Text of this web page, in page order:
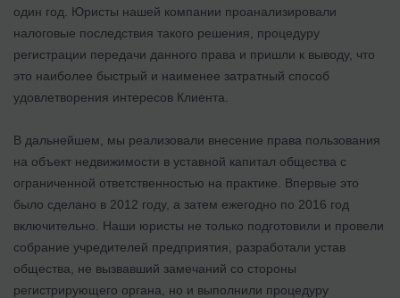
один год. Юристы нашей компании проанализировали
налоговые последствия такого решения, процедуру
регистрации передачи данного права и пришли к выводу, что
это наиболее быстрый и наименее затратный способ
удовлетворения интересов Клиента.
В дальнейшем, мы реализовали внесение права пользования
на объект недвижимости в уставной капитал общества с
ограниченной ответственностью на практике. Впервые это
было сделано в 2012 году, а затем ежегодно по 2016 год
включительно. Наши юристы не только подготовили и провели
собрание учредителей предприятия, разработали устав
общества, не вызвавший замечаний со стороны
регистрирующего органа, но и выполнили процедуру